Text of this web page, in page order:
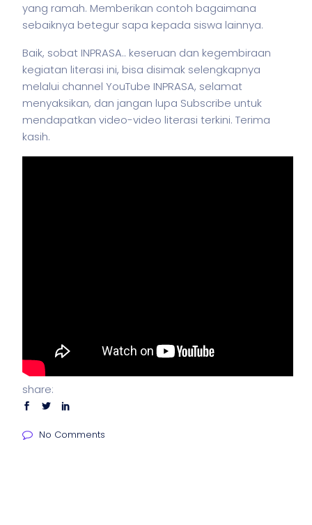
yang ramah. Memberikan contoh bagaimana
sebaiknya betegur sapa kepada siswa lainnya.
Baik, sobat INPRASA.. keseruan dan kegembiraan
kegiatan literasi ini, bisa disimak selengkapnya
melalui channel YouTube INPRASA, selamat
menyaksikan, dan jangan lupa Subscribe untuk
mendapatkan video-video literasi terkini. Terima
kasih.
share:
No Comments